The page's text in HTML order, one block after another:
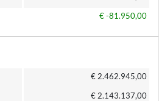
€ -81.950,00
€ 2.462.945,00
€ 2.143.137,00